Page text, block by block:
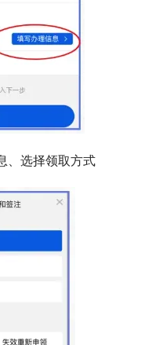
、选择领取方式